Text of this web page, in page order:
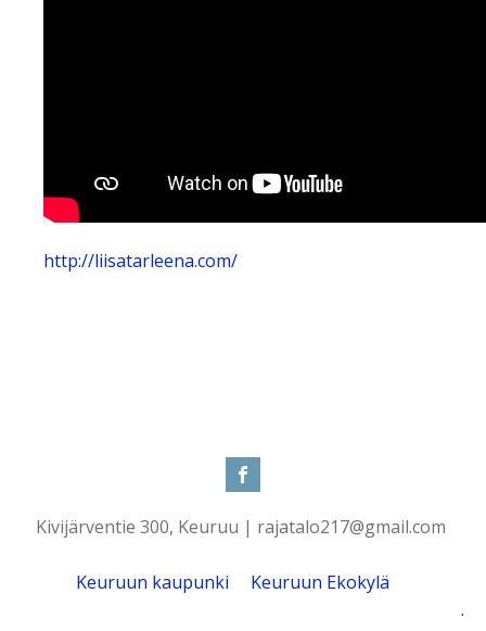
http://liisatarleena.com/
Kivijärventie 300, Keuruu | rajatalo217@gmail.com
Keuruun kaupunki
Keuruun Ekokylä
.